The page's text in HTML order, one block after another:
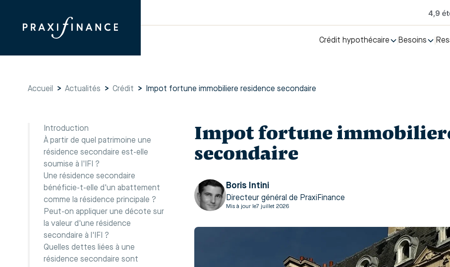
Crédit hypothécaire Besoins
Accueil > Actualités > Crédit > Impot fortune immobiliere residence secondaire
Introduction
À partir de quel patrimoine une
résidence secondaire est-elle
soumise à l'IFI ?
Une résidence secondaire
bénéficie-t-elle d'un abattement
comme la résidence principale ?
Peut-on appliquer une décote sur
la valeur d'une résidence
secondaire à l'IFI ?
Quelles dettes liées à une
résidence secondaire sont
Impot fortune
secondaire
Boris Intini
Directeur général de PraxiFinance
Mis à jour le7 juillet 2026